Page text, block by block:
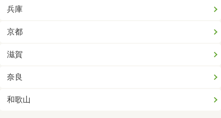
兵庫
京都
滋賀
奈良
和歌山